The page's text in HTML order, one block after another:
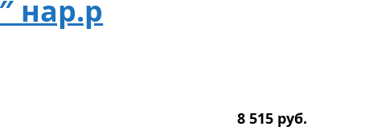
нар.р
8 515 руб.